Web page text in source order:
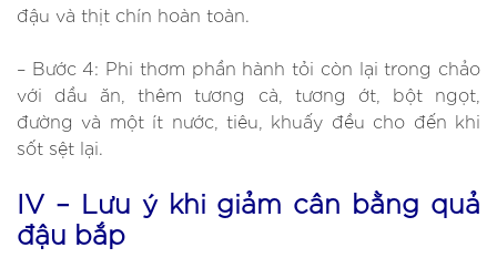
đậu và thịt chín hoàn toàn.
– Bước 4: Phi thơm phần hành tỏi còn lại trong chảo
với dầu ăn, thêm tương cà, tương ớt, bột ngọt,
đường và một ít nước, tiêu, khuấy đều cho đến khi
sốt sệt lại.
IV – Lưu ý khi giảm cân bằng quả
đậu bắp